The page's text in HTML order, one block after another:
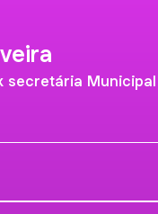
secretária